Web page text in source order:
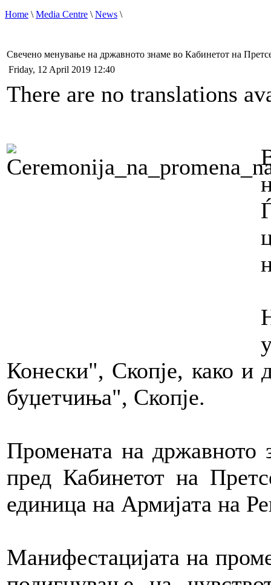
Home \Media Centre \News \
Свечено менување на државното знаме во Кабинетот на
Friday, 12 April 2019 12:40
There are no translations
Конески", Скопје, како
буџетчиња", Скопје.
Промената на државното
пред Кабинетот на
единица на Армијата на
Манифестацијата на